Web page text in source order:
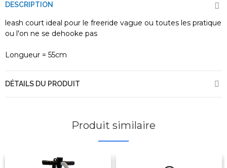
DESCRIPTION
leash court ideal pour le freeride vague ou toutes les pratique
ou l'on ne se dehooke pas
Longueur = 55cm
DÉTAILS DU PRODUIT
Produit similaire